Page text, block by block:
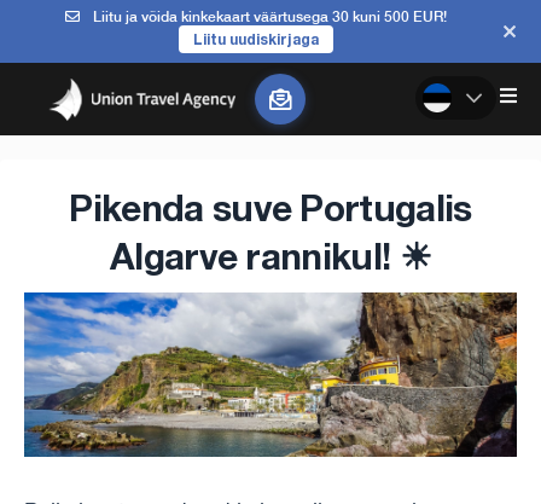
Liitu ja võida kinkekaart väärtusega 30 kuni 500 EUR!
Liitu uudiskirjaga
Pikenda suve Portugalis
Algarve rannikul! ☀